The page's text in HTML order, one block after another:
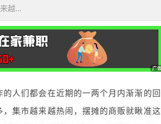
越...
人们都会在近期的一两个月内渐渐的回
集市越来越热闹，摆摊的商贩就瞅准这